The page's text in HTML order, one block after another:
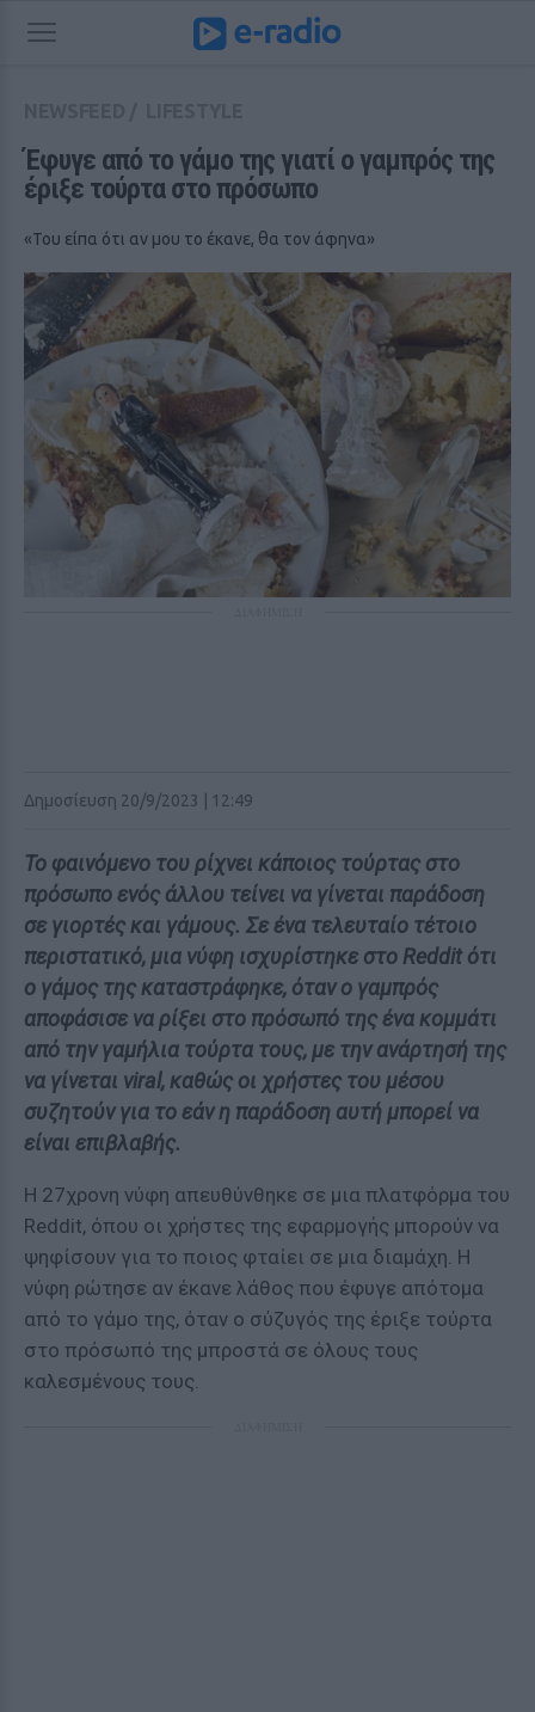
Έφυγε από το γάμο της γιατί ο γαμπρός της
έριξε τούρτα στο πρόσωπο
«Του είπα ότι αν μου το έκανε, θα τον άφηνα»
Δημοσίευση 20/9/2023 | 12:49
Το φαινόμενο του ρίχνει κάποιος τούρτας στο
πρόσωπο ενός άλλου τείνει να γίνεται παράδοση
σε γιορτές και γάμους. Σε ένα τελευταίο τέτοιο
περιστατικό, μια νύφη ισχυρίστηκε στο Reddit ότι
ο γάμος της καταστράφηκε, όταν ο γαμπρός
αποφάσισε να ρίξει στο πρόσωπό της ένα κομμάτι
από την γαμήλια τούρτα τους, με την ανάρτησή της
να γίνεται viral, καθώς οι χρήστες του μέσου
συζητούν για το εάν η παράδοση αυτή μπορεί να
είναι επιβλαβής.
Η 27χρονη νύφη απευθύνθηκε σε μια πλατφόρμα του
Reddit, όπου οι χρήστες της εφαρμογής μπορούν να
ψηφίσουν για το ποιος φταίει σε μια διαμάχη. Η
νύφη ρώτησε αν έκανε λάθος που έφυγε απότομα
από το γάμο της, όταν ο σύζυγός της έριξε τούρτα
στο πρόσωπό της μπροστά σε όλους τους
καλεσμένους τους.